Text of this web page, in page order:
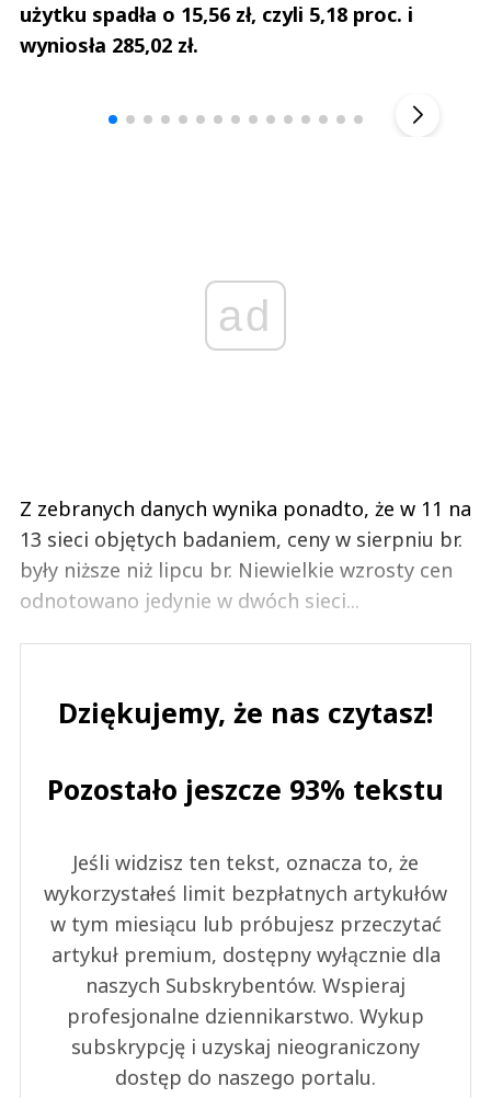
użytku spadła o 15,56 zł, czyli 5,18 proc. i
wyniosła 285,02 zł.
ad
Z zebranych danych wynika ponadto, że w 11 na
13 sieci objętych badaniem, ceny w sierpniu br.
były niższe niż lipcu br. Niewielkie wzrosty cen
odnotowano jedynie w dwóch sieci...
Dziękujemy, że nas czytasz!
Pozostało jeszcze 93% tekstu
Jeśli widzisz ten tekst, oznacza to, że
wykorzystałeś limit bezpłatnych artykułów
w tym miesiącu lub próbujesz przeczytać
artykuł premium, dostępny wyłącznie dla
naszych Subskrybentów. Wspieraj
profesjonalne dziennikarstwo. Wykup
subskrypcję i uzyskaj nieograniczony
dostęp do naszego portalu.